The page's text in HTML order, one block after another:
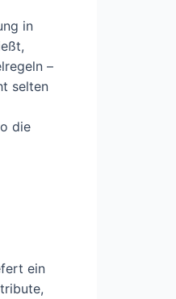
in
–
selten
die
ein